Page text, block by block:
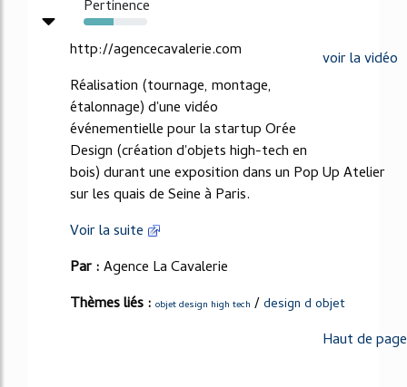
Pertinence
47%
voir la vidéo
http://agencecavalerie.com
Réalisation (tournage, montage,
étalonnage) d'une vidéo
événementielle pour la startup Orée
Design (création d'objets high-tech en
bois) durant une exposition dans un Pop Up Atelier
sur les quais de Seine à Paris.
Voir la suite
Par :Agence La Cavalerie
Thèmes liés : objet design high tech /design d objet
Haut de page